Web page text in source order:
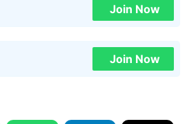
Join Now
Join Now